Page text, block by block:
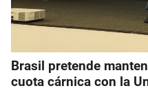
Brasil pretende
cuota cárnica con la